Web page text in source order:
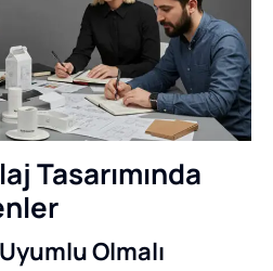
Tasarımında
Olmalı